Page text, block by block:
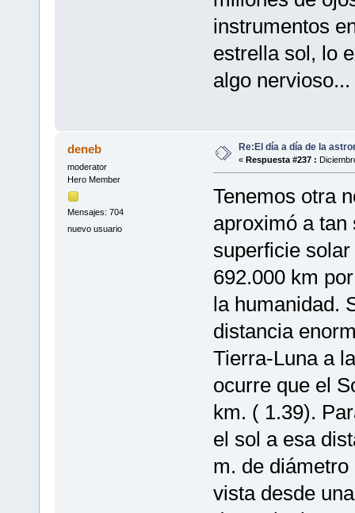
instrumentos
estrella sol, lo
algo nervioso...
deneb
moderator
Hero Member
Mensajes: 704
nuevo usuario
Re:El día a día de la
« Respuesta #237 :
Tenemos otra
aproximó a
superficie
692.000 km
la humanidad.
distancia
Tierra-Luna a
ocurre que el
km. ( 1.39).
el sol a esa
m. de
vista desde